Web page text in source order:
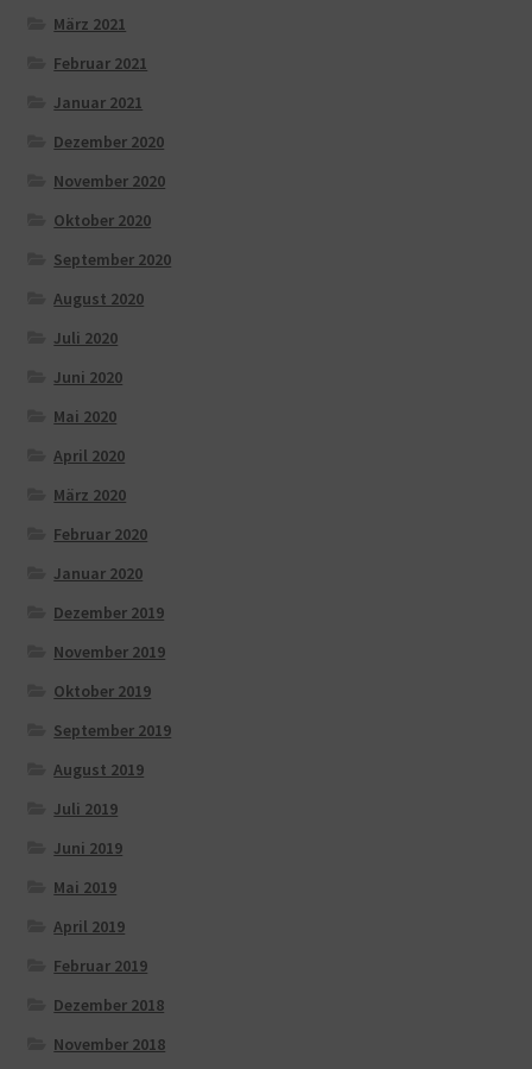
März 2021
Februar 2021
Januar 2021
Dezember 2020
November 2020
Oktober 2020
September 2020
August 2020
Juli 2020
Juni 2020
Mai 2020
April 2020
März 2020
Februar 2020
Januar 2020
Dezember 2019
November 2019
Oktober 2019
September 2019
August 2019
Juli 2019
Juni 2019
Mai 2019
April 2019
Februar 2019
Dezember 2018
November 2018